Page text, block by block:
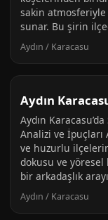
sakin
sunar. Bu şirin
Aydın / Karacasu
Aydın
Aydın
Analizi ve İpuçları
ve huzurlu
dokusu ve
bir arkadaşlık
Aydın / Karacasu